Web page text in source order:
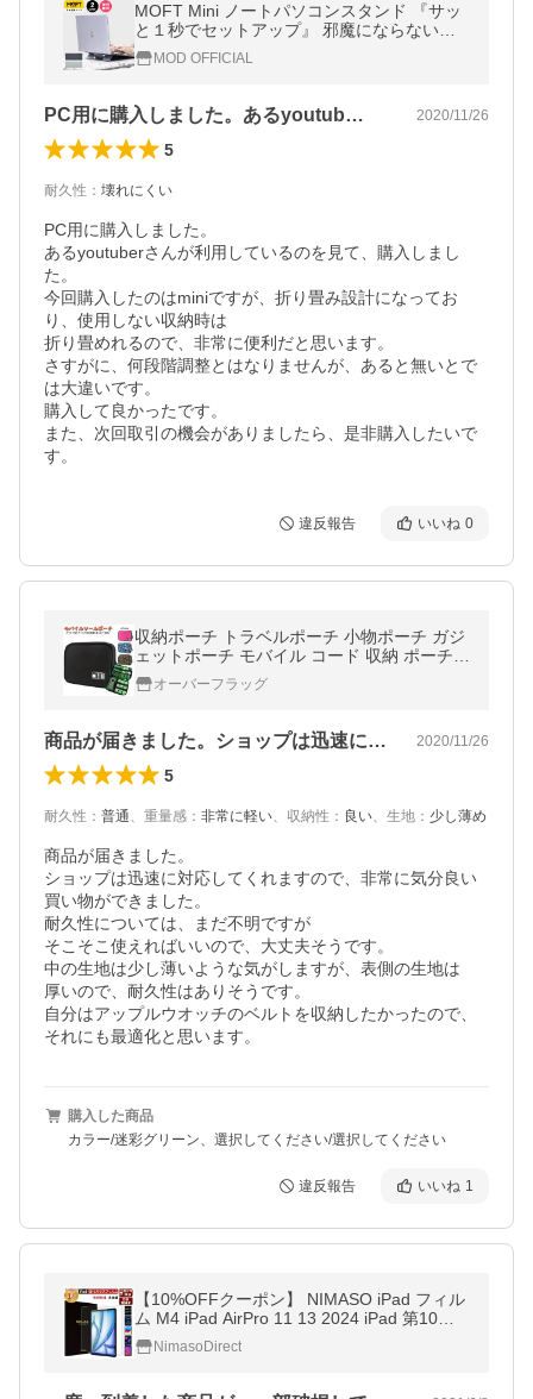
MOFT Mini ノートパソコンスタンド 『サッ
と１秒でセットアップ』 邪魔にならないミ
ニサイズ PCスタンド 軽量 MacBook Apple
薄型 レビュー 100日保証
MOD OFFICIAL
PC用に購入しました。あるyoutub… 2020/11/26
5
耐久性 ： 壊れにくい
PC用に購入しました。
あるyoutuberさんが利用しているのを見て、購入しまし
た。
今回購入したのはminiですが、折り畳み設計になってお
り、使用しない収納時は
折り畳めれるので、非常に便利だと思います。
さすがに、何段階調整とはなりませんが、あると無いとで
は大違いです。
購入して良かったです。
また、次回取引の機会がありましたら、是非購入したいで
す。
違反報告 いいね 0
収納ポーチ トラベルポーチ 小物ポーチ ガジ
ェットポーチ モバイル コード 収納 ポーチ
ラウンドファスナー
オーバーフラッグ
商品が届きました。ショップは迅速に対応… 2020/11/26
5
耐久性 ： 普通、 重量感 ： 非常に軽い、 収納性 ： 良い、 生地 ： 少し薄め
商品が届きました。
ショップは迅速に対応してくれますので、非常に気分良い
買い物ができました。
耐久性については、まだ不明ですが
そこそこ使えればいいので、大丈夫そうです。
中の生地は少し薄いような気がしますが、表側の生地は
厚いので、耐久性はありそうです。
自分はアップルウオッチのベルトを収納したかったので、
それにも最適化と思います。
購入した商品
カラー/迷彩グリーン、選択してください/選択してください
違反報告 いいね 1
【10%OFFクーポン】 NIMASO iPad フィル
ム M4 iPad AirPro 11 13 2024 iPad 第10世
代 iPad pro11 ipad pro 12.9 iPad Air5 Air第5
NimasoDirect